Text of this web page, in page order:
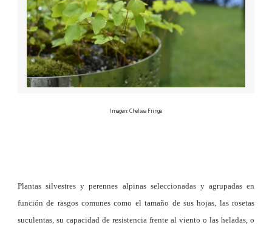
Imagen: Chelsea Fringe
Plantas silvestres y perennes alpinas seleccionadas y agrupadas en
función de rasgos comunes como el tamaño de sus hojas, las rosetas
suculentas, su capacidad de resistencia frente al viento o las heladas, o